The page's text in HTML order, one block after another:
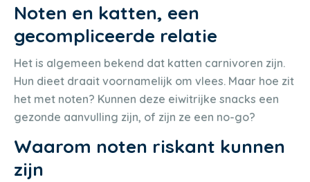
Noten en katten, een
gecompliceerde relatie
Het is algemeen bekend dat katten carnivoren zijn.
Hun dieet draait voornamelijk om vlees. Maar hoe zit
het met noten? Kunnen deze eiwitrijke snacks een
gezonde aanvulling zijn, of zijn ze een no-go?
Waarom noten riskant kunnen
zijn